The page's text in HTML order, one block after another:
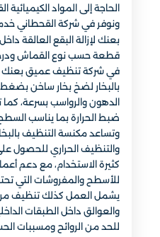
الحاجة إلى المواد الكيميائية
ونوفر في شركة القحطاني
بعنك لإزالة البقع العالقة
قطعة حسب نوع القماش
في شركة تنظيف عميق بعنك
بالبخار لضخ بخار ساخن
الدهون والرواسب بسرعة، كما
ضبط الحرارة بما يناسب
وتساعد مكنسة التنظيف
والتنظيف الحراري للحصول
كثيرة الاستخدام، مع دعم
للأسطح والمفروشات التي
يشمل العمل كذلك تنظيف
والعوالق داخل الطبقات
للحد من الروائح ومسببات